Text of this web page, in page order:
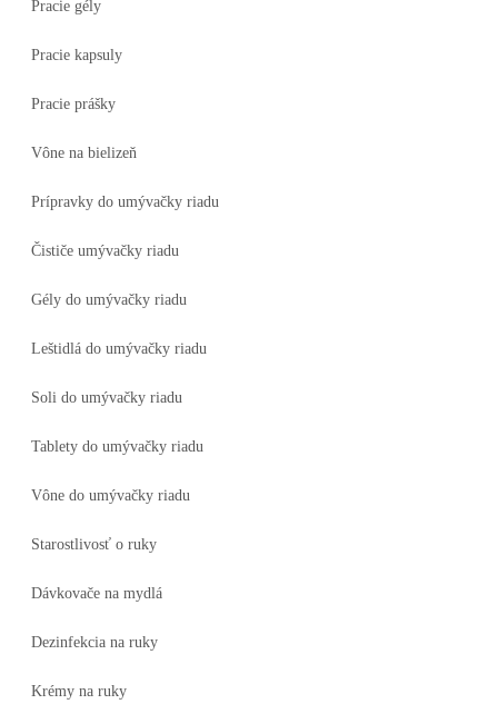
Pracie gély
Pracie kapsuly
Pracie prášky
Vône na bielizeň
Prípravky do umývačky riadu
Čističe umývačky riadu
Gély do umývačky riadu
Leštidlá do umývačky riadu
Soli do umývačky riadu
Tablety do umývačky riadu
Vône do umývačky riadu
Starostlivosť o ruky
Dávkovače na mydlá
Dezinfekcia na ruky
Krémy na ruky